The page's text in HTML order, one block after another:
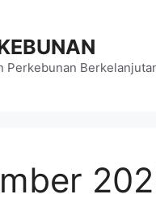
Perkebunan